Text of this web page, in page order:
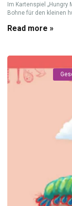
Im Kartenspiel
Bohne für den kleinen
Read more »